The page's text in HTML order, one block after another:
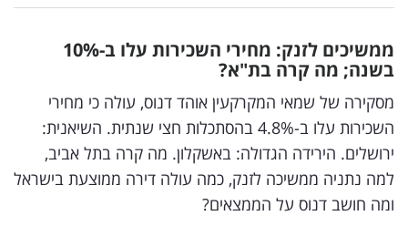
דיגיטל
וטק
שיווק
ופרסום
משפט
ממשיכים לזנק: מחירי השכירות עלו ב-10%
בשנה; מה קרה בת"א?
מסקירה של שמאי המקרקעין אוהד דנוס, עולה כי מחירי
השכירות עלו ב-4.8% בהסתכלות חצי שנתית. השיאנית:
ירושלים. הירידה הגדולה: באשקלון. מה קרה בתל אביב,
למה נתניה ממשיכה לזנק, כמה עולה דירה ממוצעת בישראל
ומה חושב דנוס על הממצאים?